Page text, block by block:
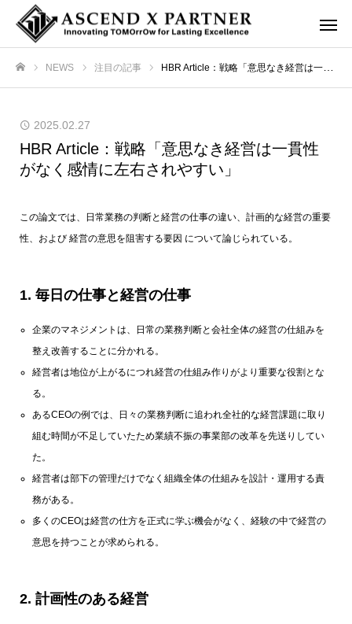
NEWS 注目の記事 HBR Article：戦略「意思なき経営は一貫性がなく感情に左右されやすい」
2025.02.27
HBR Article：戦略「意思なき経営は一貫性
がなく感情に左右されやすい」
この論文では、日常業務の判断と経営の仕事の違い、計画的な経営の重要
性、および 経営の意思を阻害する要因 について論じられている。
1. 毎日の仕事と経営の仕事
企業のマネジメントは、日常の業務判断と会社全体の経営の仕組みを
整え改善することに分かれる。
経営者は地位が上がるにつれ経営の仕組み作りがより重要な役割とな
る。
あるCEOの例では、日々の業務判断に追われ全社的な経営課題に取り
組む時間が不足していたため業績不振の事業部の改革を先送りしてい
た。
経営者は部下の管理だけでなく組織全体の仕組みを設計・運用する責
務がある。
多くのCEOは経営の仕方を正式に学ぶ機会がなく、経験の中で経営の
意思を持つことが求められる。
2. 計画性のある経営